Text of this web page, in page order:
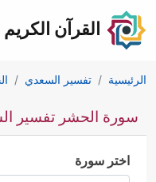
القرآن الكريم
الرئيسية تفسير السعدي
سورة الحشر تفسير
اختر سورة